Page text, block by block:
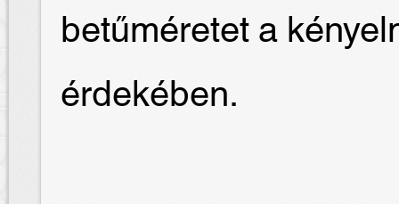
betűméretet a
érdekében.